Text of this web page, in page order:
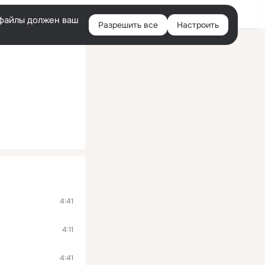
Войти
должен ваш Разрешить все Настроить
4:41
4:11
4:41